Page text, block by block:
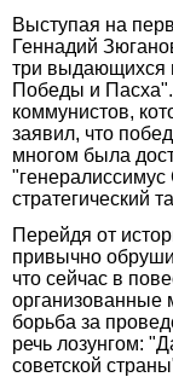
Выступая на
Геннадий
три выдающихся
Победы и Пасха".
коммунистов,
заявил, что
многом была
стратегический
Перейдя от
привычно
что сейчас в
организованные
борьба за
речь лозунгом:
советской